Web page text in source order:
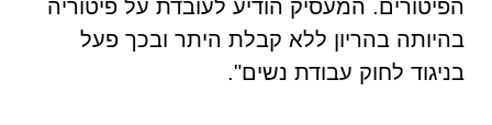
הפיטורים. המעסיק הודיע לעובדת על פיטוריה
בהיותה בהריון ללא קבלת היתר ובכך פעל
בניגוד לחוק עבודת נשים".